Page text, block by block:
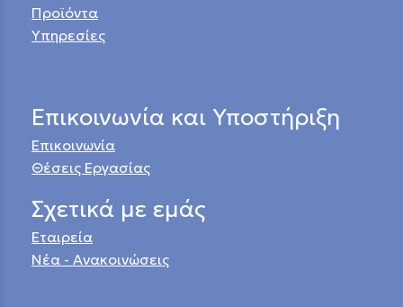
Προϊόντα
Υπηρεσίες
Επικοινωνία και Υποστήριξη
Επικοινωνία
Θέσεις Εργασίας
Σχετικά με εμάς
Εταιρεία
Νέα - Ανακοινώσεις